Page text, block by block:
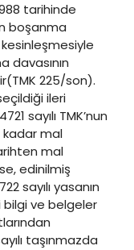
tarihinde
boşanma
kesinleşmesiyle
davasının
225/son).
ileri
sayılı TMK’nun
kadar mal
mal
edinilmiş
sayılı yasanın
bilgi ve belgeler
taşınmazda